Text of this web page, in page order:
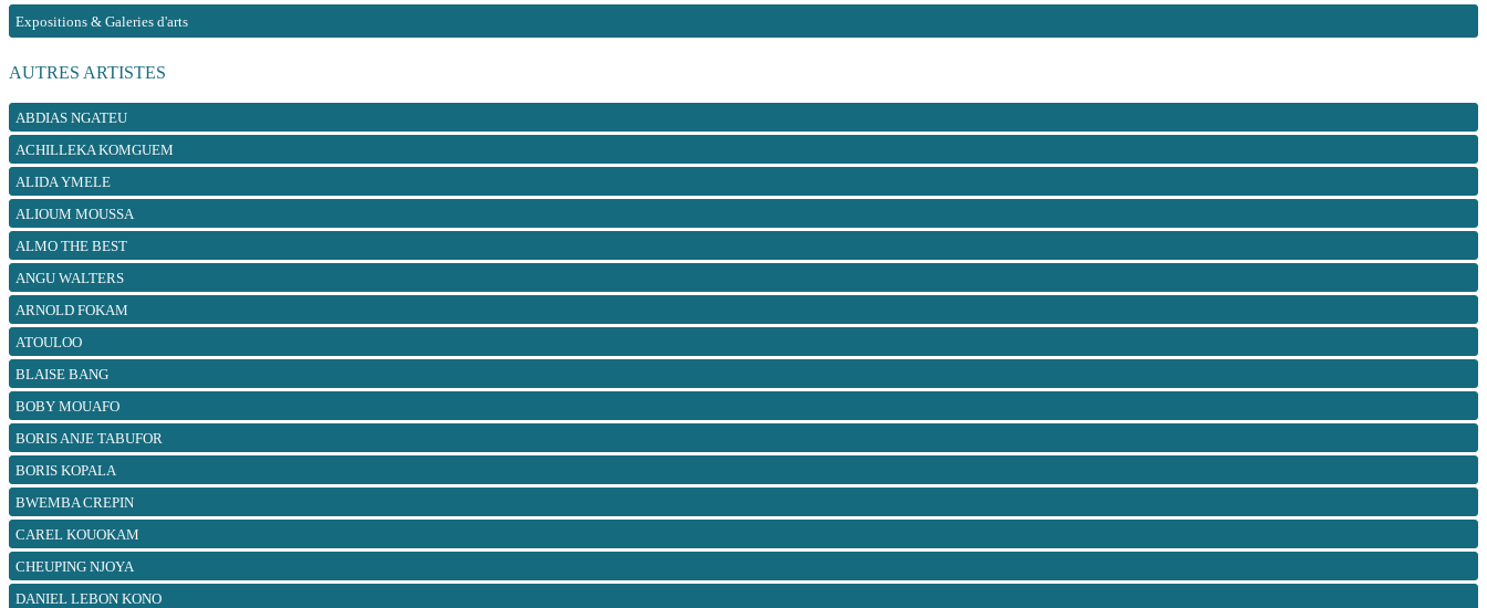
Expositions & Galeries d'arts
AUTRES ARTISTES
ABDIAS NGATEU
ACHILLEKA KOMGUEM
ALIDA YMELE
ALIOUM MOUSSA
ALMO THE BEST
ANGU WALTERS
ARNOLD FOKAM
ATOULOO
BLAISE BANG
BOBY MOUAFO
BORIS ANJE TABUFOR
BORIS KOPALA
BWEMBA CREPIN
CAREL KOUOKAM
CHEUPING NJOYA
DANIEL LEBON KONO